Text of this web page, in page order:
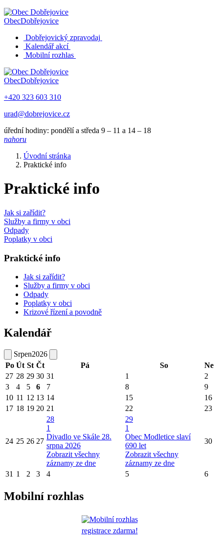
ObecDobřejovice
Dobřejovický zpravodaj
Kalendář akcí
Mobilní rozhlas
ObecDobřejovice
+420 323 603 310
urad@dobrejovice.cz
úřední hodiny: pondělí a středa 9 – 11 a 14 – 18
nahoru
Úvodní stránka
Praktické info
Praktické info
Jak si zařídit?
Služby a firmy v obci
Odpady
Poplatky v obci
Praktické info
Jak si zařídit?
Služby a firmy v obci
Odpady
Poplatky v obci
Krizové řízení a povodně
Kalendář
Srpen2026
Po Út St Čt Pá So
Ne
27 28 29 30 31 1
2
3
4 5 6 7 8
9
10 11 12 13 14 15
16
17 18 19 20 21 22 23
24 25 26 27
28
1
Divadlo ve Skále 28.
srpna 2026
Zobrazit všechny
záznamy ze dne
29
1
Obec Modletice slaví
690 let
Zobrazit všechny
záznamy ze dne
30
31 1 2 3 4 5 6
Mobilní rozhlas
registrace zdarma!